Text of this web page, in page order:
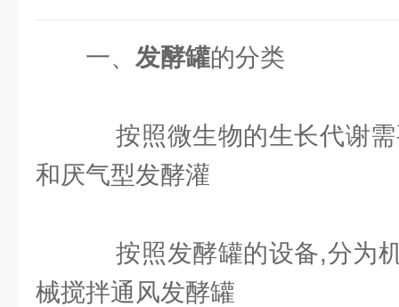
一、 发酵罐的分类
按照微生物的生长代谢
和厌气型发酵灌
按照发酵罐的设备,分为
械搅拌通风发酵罐